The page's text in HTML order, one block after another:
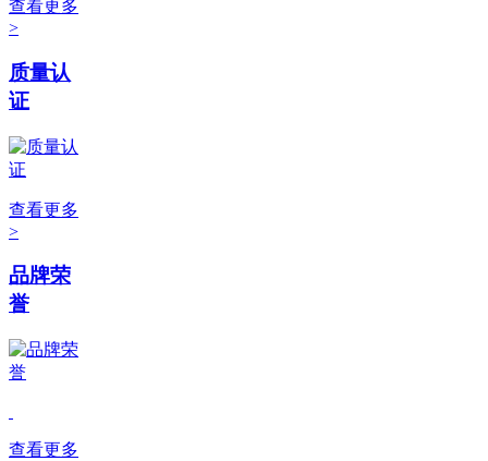
查看更多
>
质量认
证
查看更多
>
品牌荣
誉
查看更多